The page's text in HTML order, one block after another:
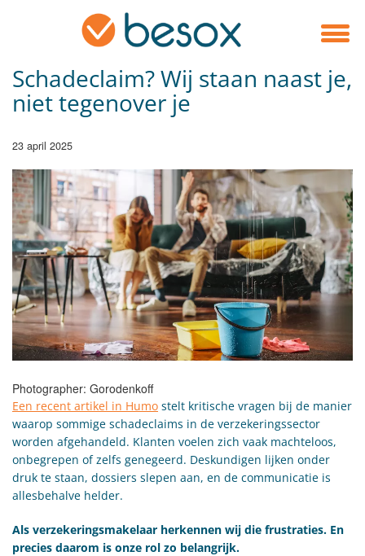
Schadeclaim? Wij staan naast je,
niet tegenover je
23 april 2025
Photographer: Gorodenkoff
Een recent artikel in Humo stelt kritische vragen bij de manier
waarop sommige schadeclaims in de verzekeringssector
worden afgehandeld. Klanten voelen zich vaak machteloos,
onbegrepen of zelfs genegeerd. Deskundigen lijken onder
druk te staan, dossiers slepen aan, en de communicatie is
allesbehalve helder.
Als verzekeringsmakelaar herkennen wij die frustraties. En
precies daarom is onze rol zo belangrijk.